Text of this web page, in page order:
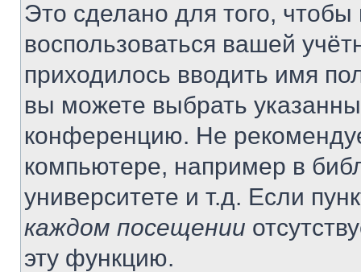
Это сделано для того, чтобы
воспользоваться вашей
приходилось вводить имя
вы можете выбрать
конференцию. Не
компьютере, например в
университете и т.д. Если
каждом посещении
эту функцию.